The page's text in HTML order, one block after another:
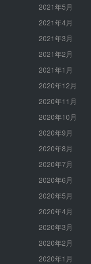
2021年5月
2021年4月
2021年3月
2021年2月
2021年1月
2020年12月
2020年11月
2020年10月
2020年9月
2020年8月
2020年7月
2020年6月
2020年5月
2020年4月
2020年3月
2020年2月
2020年1月